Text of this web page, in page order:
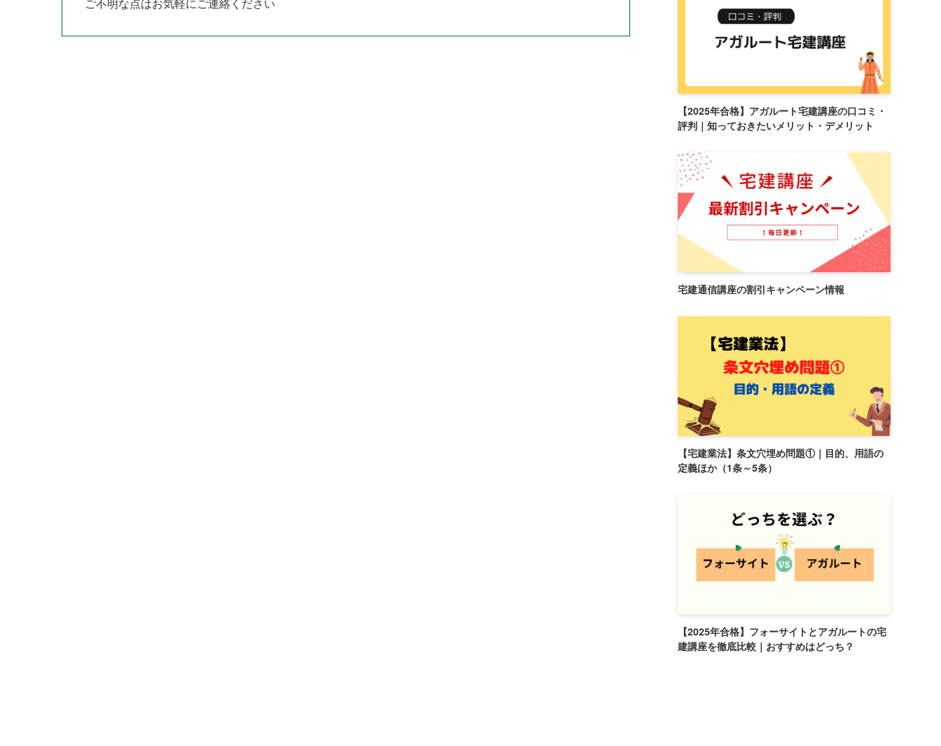
【2025年合格】アガルート宅建講座の口コミ・
評判｜知っておきたいメリット・デメリット
宅建通信講座の割引キャンペーン情報
【宅建業法】条文穴埋め問題①｜目的、用語の
定義ほか（1条～5条）
【2025年合格】フォーサイトとアガルートの宅
建講座を徹底比較｜おすすめはどっち？